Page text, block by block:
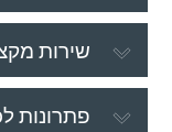
שירות
פתרונות